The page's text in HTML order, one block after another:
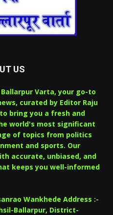
US
Varta, your go-to
curated by Editor Raju
bring you a fresh and
world's most significant
of topics from politics
and sports. Our
accurate, unbiased, and
keeps you well-informed
Wankhede Address :-
Ballarpur, District-